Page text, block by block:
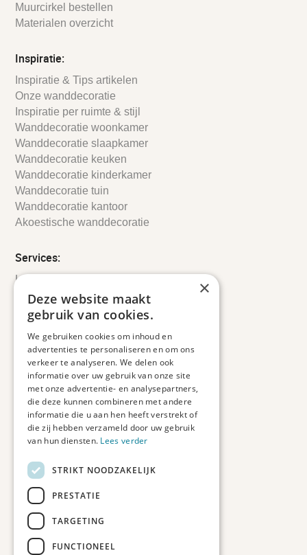
Muurcirkel bestellen
Materialen overzicht
Inspiratie:
Inspiratie & Tips artikelen
Onze wanddecoratie
Inspiratie per ruimte & stijl
Wanddecoratie woonkamer
Wanddecoratie slaapkamer
Wanddecoratie keuken
Wanddecoratie kinderkamer
Wanddecoratie tuin
Wanddecoratie kantoor
Akoestische wanddecoratie
Services:
Leveringsinformatie
Retourbeleid
Informatie
Veelgestelde vragen
Duurzaam ondernemen
Contact informatie
Etienne de Pinedaweg 34
3711 CH, Austerlitz
Nederland
info@fotoprintxl.nl
0343 78 58 00
KVK: 81960263
BTW: NL002708709B23
×
Deze website maakt
gebruik van cookies.
We gebruiken cookies om inhoud en
advertenties te personaliseren en om ons
verkeer te analyseren. We delen ook
informatie over uw gebruik van onze site
met onze advertentie- en analysepartners,
die deze kunnen combineren met andere
informatie die u aan hen heeft verstrekt of
die zij hebben verzameld door uw gebruik
van hun diensten. Lees verder
STRIKT NOODZAKELIJK
PRESTATIE
TARGETING
FUNCTIONEEL